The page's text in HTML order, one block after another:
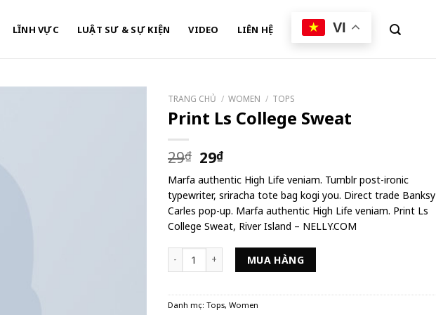
LĨNH VỰC LUẬT SƯ & SỰ KIỆN VIDEO LIÊN HỆ VI
TRANG CHỦ / WOMEN / TOPS
Print Ls College Sweat
29₫ Giá
gốc
là:
29₫.
29₫Giá
hiện
tại
là:
29₫.
Marfa authentic High Life veniam. Tumblr post-ironic
typewriter, sriracha tote bag kogi you. Direct trade Banksy
Carles pop-up. Marfa authentic High Life veniam. Print Ls
College Sweat, River Island – NELLY.COM
Print Ls College Sweat số lượng
MUA HÀNG
Danh mục: Tops, Women